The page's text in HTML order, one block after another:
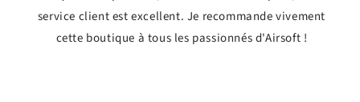
service client est excellent. Je recommande vivement
cette boutique à tous les passionnés d'Airsoft !